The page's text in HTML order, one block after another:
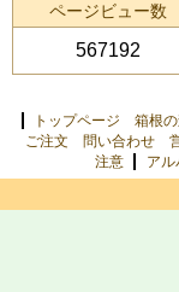
ページビュー数
567192
トップページ 箱根
ご注文 問い合わせ
注意
アル